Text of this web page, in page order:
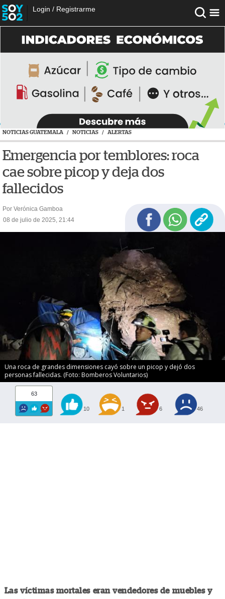
Login / Registrarme
NOTICIAS GUATEMALA / NOTICIAS / ALERTAS
Emergencia por temblores: roca
cae sobre picop y deja dos
fallecidos
Por Verónica Gamboa
08 de julio de 2025, 21:44
Una roca de grandes dimensiones cayó sobre un picop y dejó dos
personas fallecidas. (Foto: Bomberos Voluntarios)
63
10 1 6 46
Las víctimas mortales eran vendedores de muebles y